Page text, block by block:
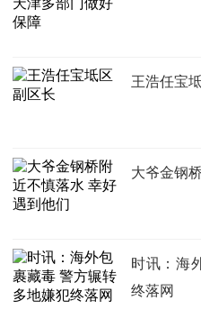
王浩任宝
大爷金钢
时讯：海
终落网